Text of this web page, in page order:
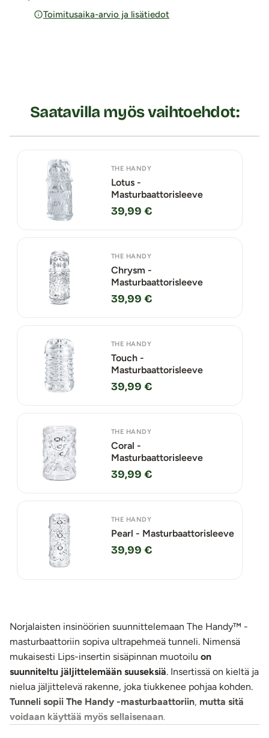
Toimitusaika-arvio ja lisätiedot
Saatavilla myös vaihtoehdot:
THE HANDY
Lotus -
Masturbaattorisleeve
39,99 €
THE HANDY
Chrysm -
Masturbaattorisleeve
39,99 €
THE HANDY
Touch -
Masturbaattorisleeve
39,99 €
THE HANDY
Coral -
Masturbaattorisleeve
39,99 €
THE HANDY
Pearl - Masturbaattorisleeve
39,99 €
Norjalaisten insinöörien suunnittelemaan The Handy™ -
masturbaattoriin sopiva ultrapehmeä tunneli. Nimensä
mukaisesti Lips-insertin sisäpinnan muotoilu on
suunniteltu jäljittelemään suuseksiä. Insertissä on kieltä ja
nielua jäljittelevä rakenne, joka tiukkenee pohjaa kohden.
Tunneli sopii The Handy -masturbaattoriin, mutta sitä
voidaan käyttää myös sellaisenaan.